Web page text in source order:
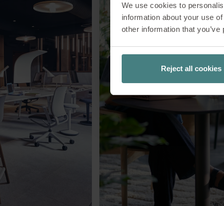
We use cookies to
information about your use
other information that
Reject all cookies